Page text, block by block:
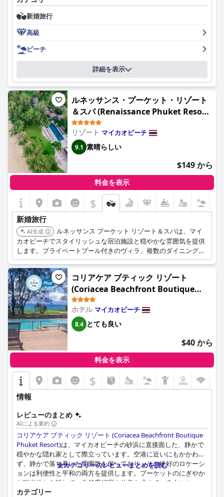
あります。ホテルは、豪華なアメニティ、行き届いた温かいスタ
ッフによる優れたサービスとともに、卓越した清潔さを誇ってい
ます。お子様連れのご家族は、キッズクラブ、キッズプール、一
日中お子様を楽しませる様々なアクティビティなど、優れたアメ
ニティにご満足いただけるでしょう。最後に、ホテルは美しいプ
ライベートビーチへの容易なアクセスを提供し、無料のバギーサ
ービスも利用できます。全体として、アナンタラ・バケーショ
ン・クラブ・マイカオ・プーケットは、卓越した施設とサービス
を提供し、身体の不自由な方にもアクセスしやすく、贅沢な休暇
体験を求める方に最適です。
新婚旅行
高級
ビーチ
詳細を表示
ルネッサンス・プーケット・リゾート
＆スパ (Renaissance Phuket Resort
& Spa)
リゾート マイカオビーチ
9.1 素晴らしい
$149 から
料金を表示
$
新婚旅行
AI生成
ルネッサンス プーケット リゾート＆スパは、マイ
カオビーチでスタイリッシュな宿泊施設と穏やかな雰囲気を提供
します。プライベートプール付きのヴィラ、複数のダイニングオ
プション、リラックスできるスパがあり、ロマンチックで若返る
ハネムーンに最適です。
コリアケア ブティック リゾート
(Coriacea Beachfront Boutique
Phuket Resort)
ホテル マイカオビーチ
8.4 とても良い
$40 から
料金を表示
$
情報
レビューのまとめ
AIによる要約
コリアケア ブティック リゾート (Coriacea Beachfront Boutique
Phuket Resort)は、マイカオビーチの砂浜に直接面した、静かで
穏やかな隠れ家として際立っています。空港に近いにもかかわら
ず、静かで落ち着いた雰囲気を保っており、その絶好のロケーシ
ョンは利便性と平和の両方を提供します。プーケットのにぎやか
な観光地から離れて、自然愛好家や休息を求めている人にとっ
て、この人里離れた環境は特に魅力的です。
全カテゴリーのレビューまとめを読む
カテゴリー